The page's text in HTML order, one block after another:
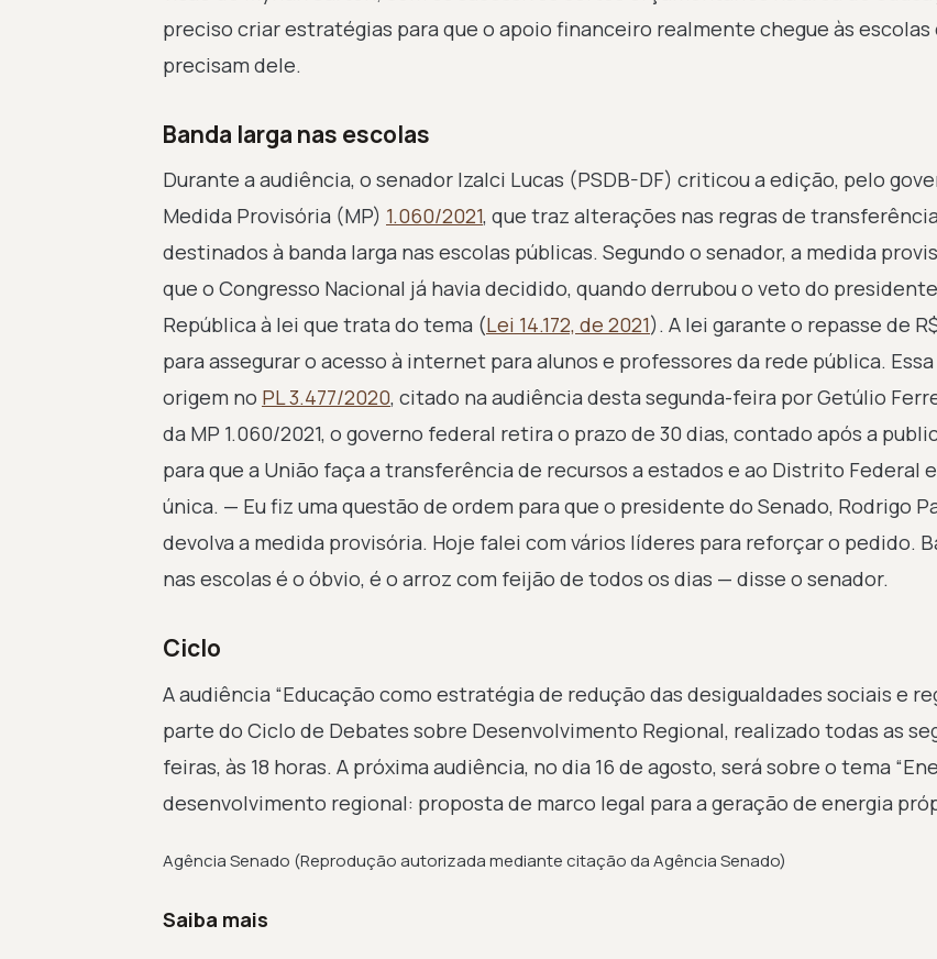
preciso criar estratégias para que o apoio financeiro realmente chegue às escolas
precisam dele.
Banda larga nas escolas
Durante a audiência, o senador Izalci Lucas (PSDB-DF) criticou a edição, pelo
Medida Provisória (MP) 1.060/2021, que traz alterações nas regras de
destinados à banda larga nas escolas públicas. Segundo o senador, a medida
que o Congresso Nacional já havia decidido, quando derrubou o veto do
República à lei que trata do tema (Lei 14.172, de 2021). A lei garante o repasse de
para assegurar o acesso à internet para alunos e professores da rede pública.
origem no PL 3.477/2020, citado na audiência desta segunda-feira por Getúlio
da MP 1.060/2021, o governo federal retira o prazo de 30 dias, contado após a
para que a União faça a transferência de recursos a estados e ao Distrito Federal
única. — Eu fiz uma questão de ordem para que o presidente do Senado, Rodrigo
devolva a medida provisória. Hoje falei com vários líderes para reforçar o pedido.
nas escolas é o óbvio, é o arroz com feijão de todos os dias — disse o senador.
Ciclo
A audiência “Educação como estratégia de redução das desigualdades sociais e
parte do Ciclo de Debates sobre Desenvolvimento Regional, realizado todas as
feiras, às 18 horas. A próxima audiência, no dia 16 de agosto, será sobre o tema
desenvolvimento regional: proposta de marco legal para a geração de energia
Agência Senado (Reprodução autorizada mediante citação da Agência Senado)
Saiba mais